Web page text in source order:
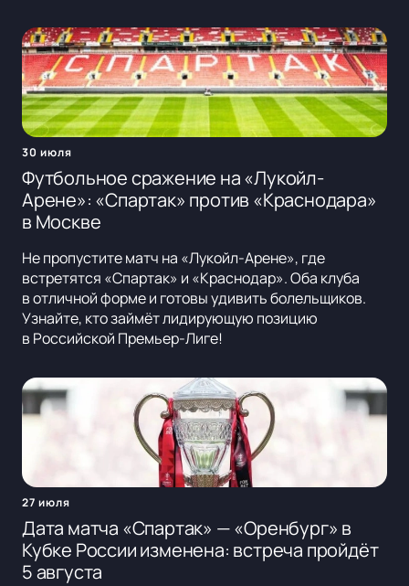
30 июля
Футбольное сражение на «Лукойл-
Арене»: «Спартак» против «Краснодара»
в Москве
Не пропустите матч на «Лукойл-Арене», где
встретятся «Спартак» и «Краснодар». Оба клуба
в отличной форме и готовы удивить болельщиков.
Узнайте, кто займёт лидирующую позицию
в Российской Премьер-Лиге!
27 июля
Дата матча «Спартак» — «Оренбург» в
Кубке России изменена: встреча пройдёт
5 августа